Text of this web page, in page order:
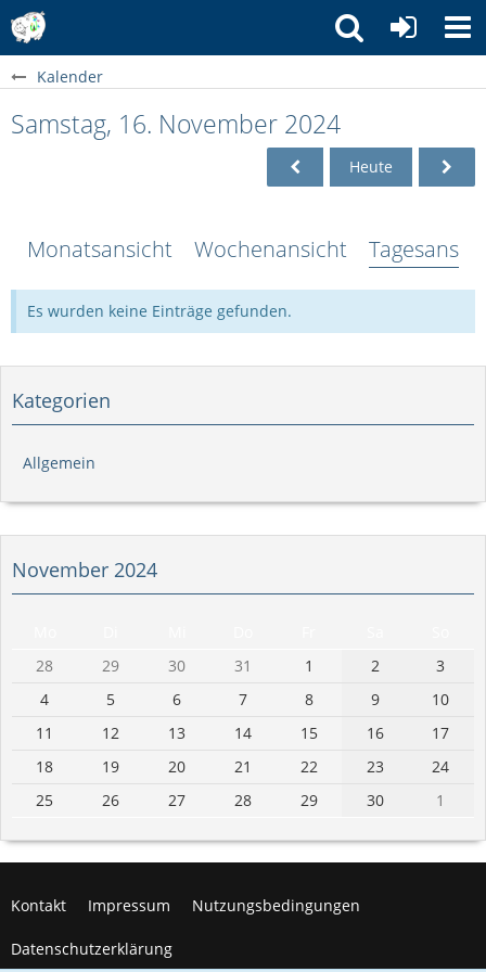
Kalender
Samstag, 16. November 2024
Heute
Monatsansicht Wochenansicht
Es wurden keine Einträge gefunden.
Kategorien
Allgemein
November 2024
28
29 30 31 1 2
3
4
5 6 7 8 9
10
11
12 13 14 15 16
17
18
19 20 21 22 23
24
25
26 27 28 29 30 1
Kontakt Impressum Nutzungsbedingungen
Datenschutzerklärung